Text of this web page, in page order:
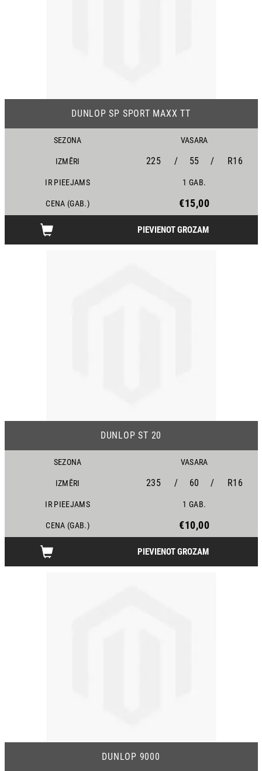
DUNLOP SP SPORT MAXX TT
SEZONA VASARA
IZMĒRI 225 / 55 / R16
IR PIEEJAMS 1 GAB.
CENA (GAB.) €15,00
PIEVIENOT GROZAM
DUNLOP ST 20
SEZONA VASARA
IZMĒRI 235 / 60 / R16
IR PIEEJAMS 1 GAB.
CENA (GAB.) €10,00
PIEVIENOT GROZAM
DUNLOP 9000